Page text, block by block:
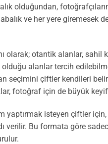
olduğundan,
ve her yere giremesek
olarak; otantik alanlar, sahil
alanlar tercih
seçimini çiftler kendileri
fotoğraf için de büyük
yaptırmak isteyen çiftler
verilir. Bu formata göre